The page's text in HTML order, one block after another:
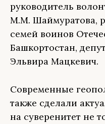
руководитель
М.М. Шаймуратова,
семей воинов
Башкортостан,
Эльвира Мацкевич.
Современные
также сделали
на суверенитет не